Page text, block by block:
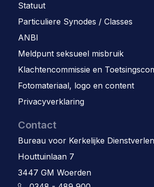
Statuut
Particuliere Synodes / Classes
ANBI
Meldpunt seksueel misbruik
Klachtencommissie en
Fotomateriaal, logo en content
Privacyverklaring
Contact
Bureau voor Kerkelijke
Houttuinlaan 7
3447 GM Woerden